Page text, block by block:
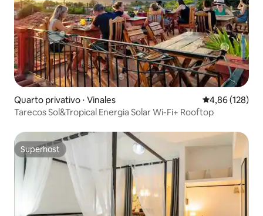
Quarto privativo ⋅ Vinales 4,86 de uma
4,86 (128)
Tarecos Sol&Tropical Energia Solar Wi-Fi+ Rooftop
Superhost
Superhost